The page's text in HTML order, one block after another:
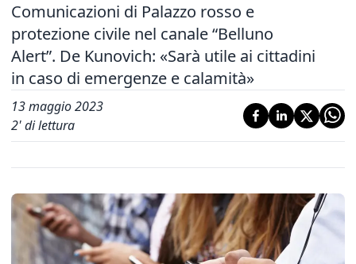
Comunicazioni di Palazzo rosso e
protezione civile nel canale “Belluno
Alert”. De Kunovich: «Sarà utile ai cittadini
in caso di emergenze e calamità»
13 maggio 2023
2' di lettura